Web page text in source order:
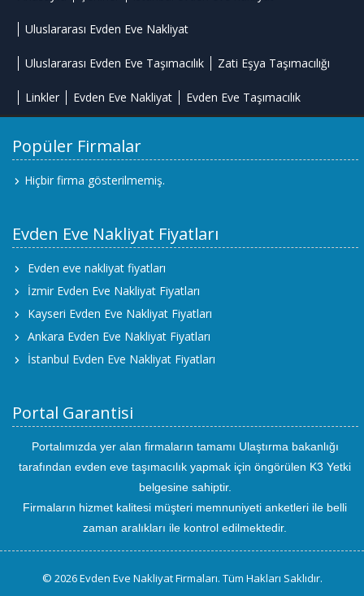
Uluslararası Evden Eve Nakliyat
Uluslararası Evden Eve Taşımacılık Zati Eşya Taşımacılığı
Linkler Evden Eve Nakliyat Evden Eve Taşımacılık
Popüler Firmalar
Hiçbir firma gösterilmemiş.
Evden Eve Nakliyat Fiyatları
Evden eve nakliyat fiyatları
İzmir Evden Eve Nakliyat Fiyatları
Kayseri Evden Eve Nakliyat Fiyatları
Ankara Evden Eve Nakliyat Fiyatları
İstanbul Evden Eve Nakliyat Fiyatları
Portal Garantisi
Portalımızda yer alan firmaların tamamı Ulaştırma bakanlığı
tarafından evden eve taşımacılık yapmak için öngörülen K3 Yetki
belgesine sahiptir.
Firmaların hizmet kalitesi müşteri memnuniyeti anketleri ile belli
zaman aralıkları ile kontrol edilmektedir.
© 2026 Evden Eve Nakliyat Firmaları. Tüm Hakları Saklıdır.